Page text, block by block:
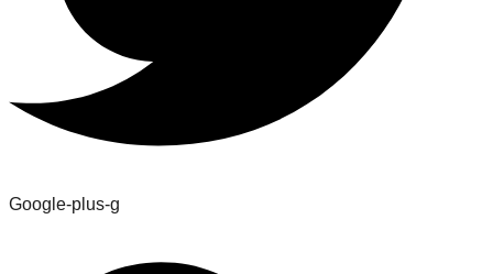
Google-plus-g